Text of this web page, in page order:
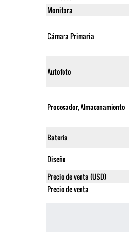
Monitora
Cámara Primaria
Autofoto
Procesador, Almacenamiento
Bateria
Diseño
Precio de venta (USD)
Precio de venta